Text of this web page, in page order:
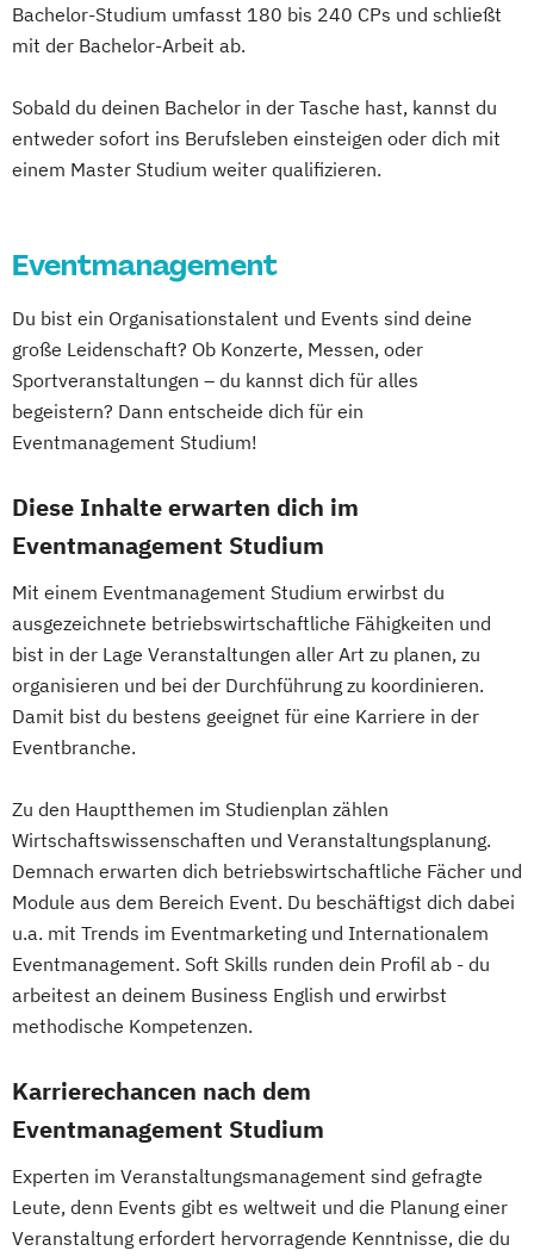
Bachelor-Studium umfasst 180 bis 240 CPs und schließt
mit der Bachelor-Arbeit ab.
Sobald du deinen Bachelor in der Tasche hast, kannst du
entweder sofort ins Berufsleben einsteigen oder dich mit
einem Master Studium weiter qualifizieren.
Eventmanagement
Du bist ein Organisationstalent und Events sind deine
große Leidenschaft? Ob Konzerte, Messen, oder
Sportveranstaltungen – du kannst dich für alles
begeistern? Dann entscheide dich für ein
Eventmanagement Studium!
Diese Inhalte erwarten dich im
Eventmanagement Studium
Mit einem Eventmanagement Studium erwirbst du
ausgezeichnete betriebswirtschaftliche Fähigkeiten und
bist in der Lage Veranstaltungen aller Art zu planen, zu
organisieren und bei der Durchführung zu koordinieren.
Damit bist du bestens geeignet für eine Karriere in der
Eventbranche.
Zu den Hauptthemen im Studienplan zählen
Wirtschaftswissenschaften und Veranstaltungsplanung.
Demnach erwarten dich betriebswirtschaftliche Fächer und
Module aus dem Bereich Event. Du beschäftigst dich dabei
u.a. mit Trends im Eventmarketing und Internationalem
Eventmanagement. Soft Skills runden dein Profil ab - du
arbeitest an deinem Business English und erwirbst
methodische Kompetenzen.
Karrierechancen nach dem
Eventmanagement Studium
Experten im Veranstaltungsmanagement sind gefragte
Leute, denn Events gibt es weltweit und die Planung einer
Veranstaltung erfordert hervorragende Kenntnisse, die du